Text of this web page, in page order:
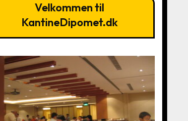
Velkommen til
KantineDipomet.dk